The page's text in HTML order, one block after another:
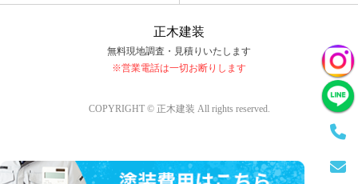
正木建装
無料現地調査・見積りいたします
※営業電話は一切お断りします
COPYRIGHT © 正木建装 All rights reserved.